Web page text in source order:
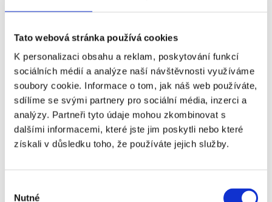
Tato webová stránka používá cookies
K personalizaci obsahu a reklam, poskytování funkcí
sociálních médií a analýze naší návštěvnosti využíváme
soubory cookie. Informace o tom, jak náš web používáte,
sdílíme se svými partnery pro sociální média, inzerci a
analýzy. Partneři tyto údaje mohou zkombinovat s
dalšími informacemi, které jste jim poskytli nebo které
získali v důsledku toho, že používáte jejich služby.
Nutné
Bydlení, které nabízí víc než běžný byt -
pronájem 2+kk 41 m², Plzeň - Lobzy
Typ nabídky
Pronájem
Typ nemovitosti
Byt
rozměry
dispozice
cena
14 000